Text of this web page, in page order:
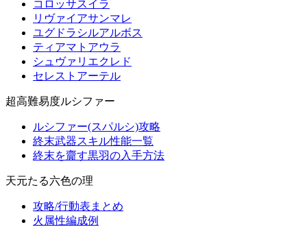
コロッサスイラ
リヴァイアサンマレ
ユグドラシルアルボス
ティアマトアウラ
シュヴァリエクレド
セレストアーテル
超高難易度ルシファー
ルシファー(スパルシ)攻略
終末武器スキル性能一覧
終末を齎す黒羽の入手方法
天元たる六色の理
攻略/行動表まとめ
火属性編成例